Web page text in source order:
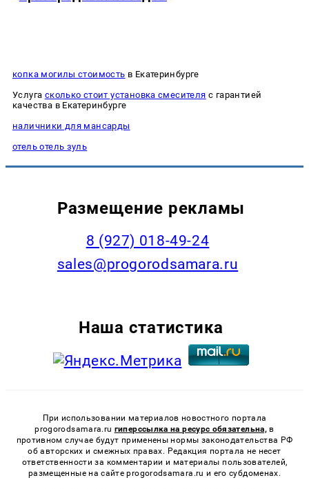
копка могилы стоимость в Екатеринбурге
Услуга сколько стоит установка смесителя с гарантией
качества в Екатеринбурге
наличники для мансарды
отель отель зуль
Размещение рекламы
8 (927) 018-49-24
sales@progorodsamara.ru
Наша статистика
При использовании материалов новостного портала
progorodsamara.ru гиперссылка на ресурс обязательна, в
противном случае будут применены нормы законодательства РФ
об авторских и смежных правах. Редакция портала не несет
ответственности за комментарии и материалы пользователей,
размещенные на сайте progorodsamara.ru и его субдоменах.